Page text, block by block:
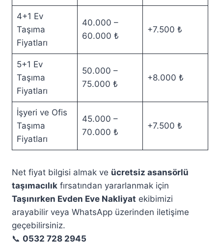
4+1 Ev
Taşıma
Fiyatları
40.000 –
60.000 ₺
+7.500 ₺
5+1 Ev
Taşıma
Fiyatları
50.000 –
75.000 ₺
+8.000 ₺
İşyeri ve Ofis
Taşıma
Fiyatları
45.000 –
70.000 ₺
+7.500 ₺
Net fiyat bilgisi almak ve ücretsiz asansörlü
taşımacılık fırsatından yararlanmak için
Taşınırken Evden Eve Nakliyat ekibimizi
arayabilir veya WhatsApp üzerinden iletişime
geçebilirsiniz.
📞 0532 728 2945